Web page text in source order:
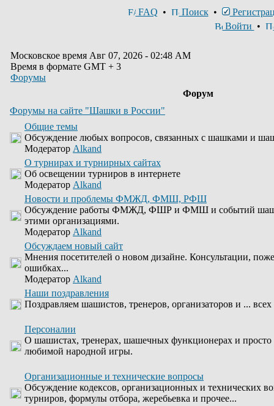
FAQ • Поиск•
Войти •
Московское время Авг 07, 2026 - 02:48 AM
Время в формате GMT + 3
Форумы
Форум
Форумы на сайте "Шашки в России"
Общие темы
Обсуждение любых вопросов, связанных с шашками и
Модератор Alkand
О турнирах и турнирных сайтах
Об освещении турниров в интернете
Модератор Alkand
Новости и проблемы ФМЖД, ФМШ, РФШ
Обсуждение работы ФМЖД, ФШР и ФМШ и событий
этими организациями.
Модератор Alkand
Обсуждаем новый сайт
Мнения посетителей о новом дизайне. Консультации,
ошибках...
Модератор Alkand
Наши поздравления
Поздравляем шашистов, тренеров, организаторов и ...
Персоналии
О шашистах, тренерах, шашечных функционерах и
любимой народной игры.
Организационные и технические вопросы
Обсуждение кодексов, организационных и технических
турниров, формулы отбора, жеребьевка и прочее...